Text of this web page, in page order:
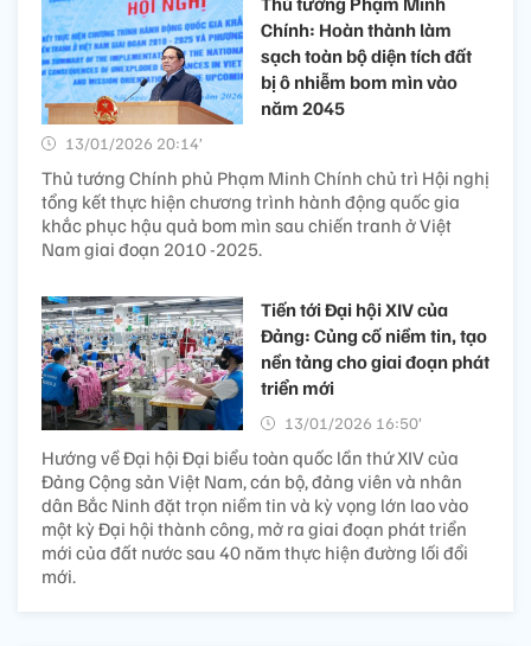
Chính: Hoàn thành làm
sạch toàn bộ diện tích đất
bị ô nhiễm bom mìn vào
năm 2045
13/01/2026 20:14’
Thủ tướng Chính phủ Phạm Minh Chính chủ trì Hội nghị
tổng kết thực hiện chương trình hành động quốc gia
khắc phục hậu quả bom mìn sau chiến tranh ở Việt
Nam giai đoạn 2010 -2025.
Tiến tới Đại hội XIV của
Đảng: Củng cố niềm tin, tạo
nền tảng cho giai đoạn phát
triển mới
13/01/2026 16:50’
Hướng về Đại hội Đại biểu toàn quốc lần thứ XIV của
Đảng Cộng sản Việt Nam, cán bộ, đảng viên và nhân
dân Bắc Ninh đặt trọn niềm tin và kỳ vọng lớn lao vào
một kỳ Đại hội thành công, mở ra giai đoạn phát triển
mới của đất nước sau 40 năm thực hiện đường lối đổi
mới.